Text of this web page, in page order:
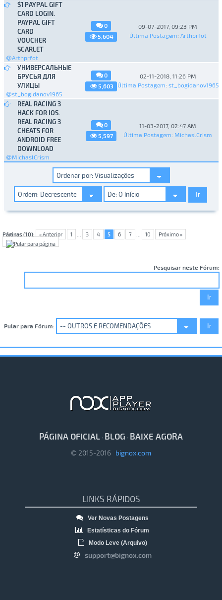
$1 PAYPAL GIFT
CARD LOGIN.
PAYPAL GIFT
CARD
VOUCHER
SCARLET
Arthprfot
0
5,604
09-07-2017, 09:23 PM
Última Postagem: Arthprfot
УНИВЕРСАЛЬНЫЕ
БРУСЬЯ ДЛЯ
УЛИЦЫ
st_bogidanov1965
0
5,603
02-11-2018, 11:26 PM
Última Postagem: st_bogidanov1965
REAL RACING 3
HACK FOR IOS.
REAL RACING 3
CHEATS FOR
ANDROID FREE
DOWNLOAD
MichaslCrism
0
5,597
11-03-2017, 02:47 AM
Última Postagem: MichaslCrism
Páginas (10): « Anterior 1 3 4 5 6 7 10 Próximo »
Pesquisar neste Fórum:
Pular para Fórum:
PÁGINA OFICIAL · BLOG · BAIXE AGORA
© 2015-2016 bignox.com
LINKS RÁPIDOS
Ver Novas Postagens
Estatísticas do Fórum
Modo Leve (Arquivo)
support@bignox.com